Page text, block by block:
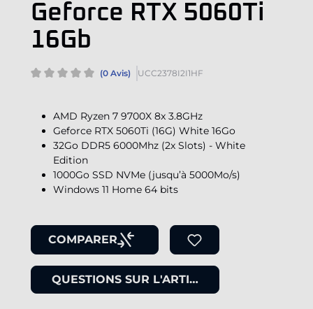
Geforce RTX 5060Ti
16Gb
(0 Avis) UCC2378I2I1HF
AMD Ryzen 7 9700X 8x 3.8GHz
Geforce RTX 5060Ti (16G) White 16Go
32Go DDR5 6000Mhz (2x Slots) - White
Edition
1000Go SSD NVMe (jusqu’à 5000Mo/s)
Windows 11 Home 64 bits
COMPARER
QUESTIONS SUR L'ARTICLE